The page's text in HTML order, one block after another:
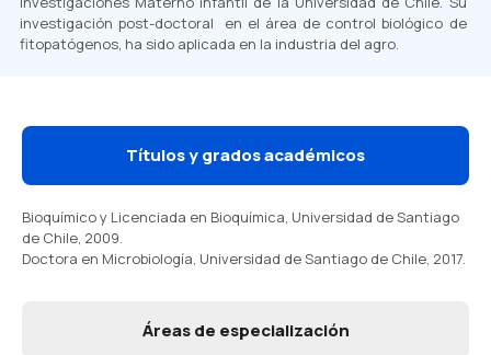
investigación post-doctoral en el área de control biológico de
fitopatógenos, ha sido aplicada en la industria del agro.
Títulos y grados académicos
Áreas de especialización
Bioquímico y Licenciada en Bioquímica, Universidad de Santiago
de Chile, 2009.
Doctora en Microbiología, Universidad de Santiago de Chile, 2017.